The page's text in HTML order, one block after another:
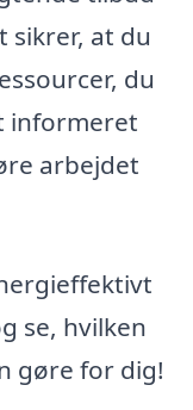
sikrer, at du
du
informeret
arbejdet
se, hvilken
gøre for dig!